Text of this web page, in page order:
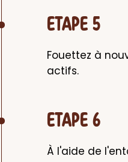
ETAPE 5
Fouettez à
actifs.
ETAPE 6
À l'aide de